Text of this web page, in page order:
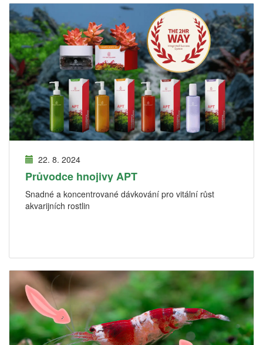
22. 8. 2024
Průvodce hnojivy APT
Snadné a koncentrované dávkování pro vitální růst
akvarijních rostlin